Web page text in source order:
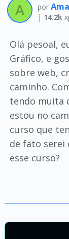
por
| 14.2k
Olá pesoal,
Gráfico, e
sobre web,
caminho.
tendo muita
estou no
curso que
de fato serei
esse curso?